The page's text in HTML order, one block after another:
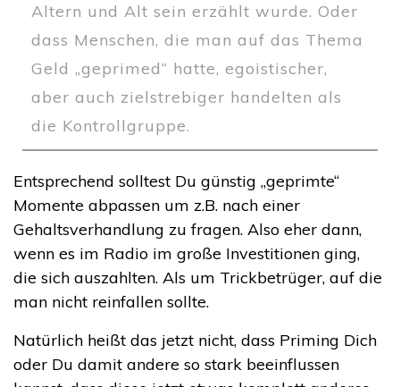
Altern und Alt sein erzählt wurde. Oder
dass Menschen, die man auf das Thema
Geld „geprimed“ hatte, egoistischer,
aber auch zielstrebiger handelten als
die Kontrollgruppe.
Entsprechend solltest Du günstig „geprimte“
Momente abpassen um z.B. nach einer
Gehaltsverhandlung zu fragen. Also eher dann,
wenn es im Radio im große Investitionen ging,
die sich auszahlten. Als um Trickbetrüger, auf die
man nicht reinfallen sollte.
Natürlich heißt das jetzt nicht, dass Priming Dich
oder Du damit andere so stark beeinflussen